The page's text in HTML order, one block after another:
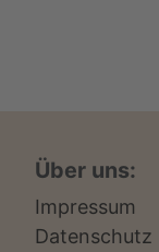
Über uns:
Impressum
Datenschutz